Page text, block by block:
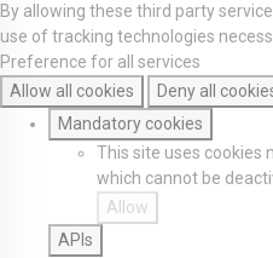
By allowing these third party
use of tracking technologies
Preference for all services
Allow all cookies
Deny all
Mandatory cookies
This site uses cookies
which cannot be
Allow
APIs